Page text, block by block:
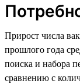
Прирост числа
прошлого года
поиска и набора
сравнению с